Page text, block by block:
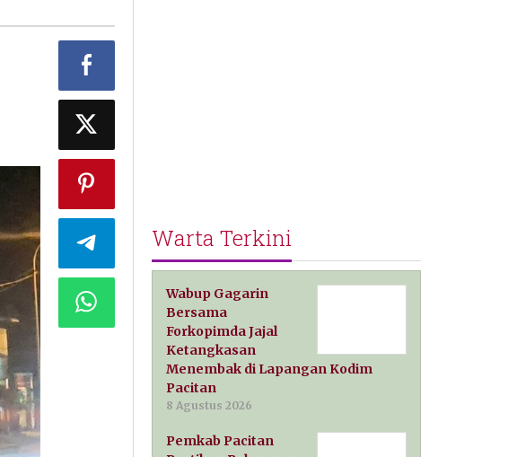
Warta Terkini
Wabup Gagarin
Bersama
Forkopimda Jajal
Ketangkasan
Menembak di Lapangan Kodim
Pacitan
8 Agustus 2026
Pemkab Pacitan